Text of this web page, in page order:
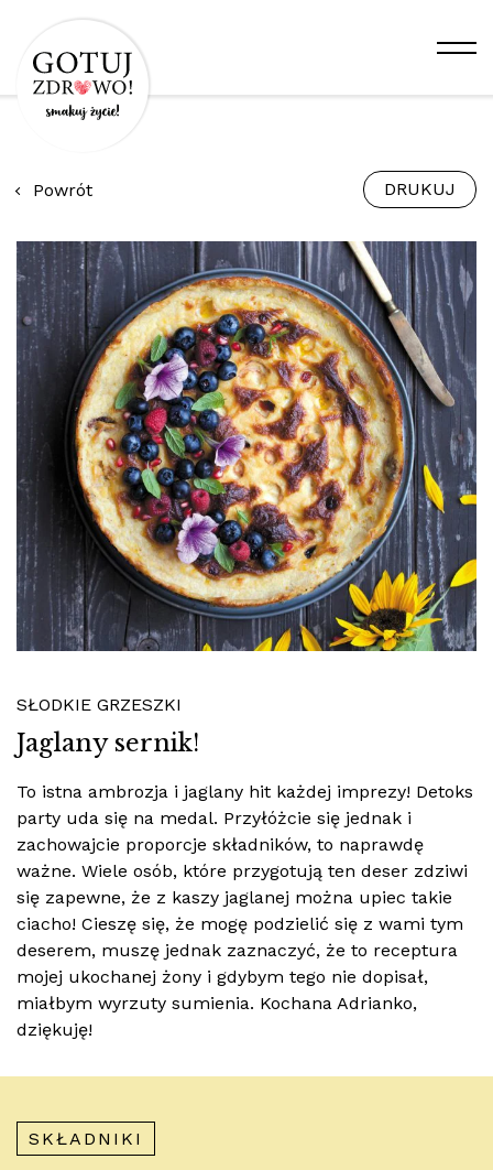
Powrót DRUKUJ
SŁODKIE GRZESZKI
Jaglany sernik!
To istna ambrozja i jaglany hit każdej imprezy! Detoks
party uda się na medal. Przyłóżcie się jednak i
zachowajcie proporcje składników, to naprawdę
ważne. Wiele osób, które przygotują ten deser zdziwi
się zapewne, że z kaszy jaglanej można upiec takie
ciacho! Cieszę się, że mogę podzielić się z wami tym
deserem, muszę jednak zaznaczyć, że to receptura
mojej ukochanej żony i gdybym tego nie dopisał,
miałbym wyrzuty sumienia. Kochana Adrianko,
dziękuję!
SKŁADNIKI